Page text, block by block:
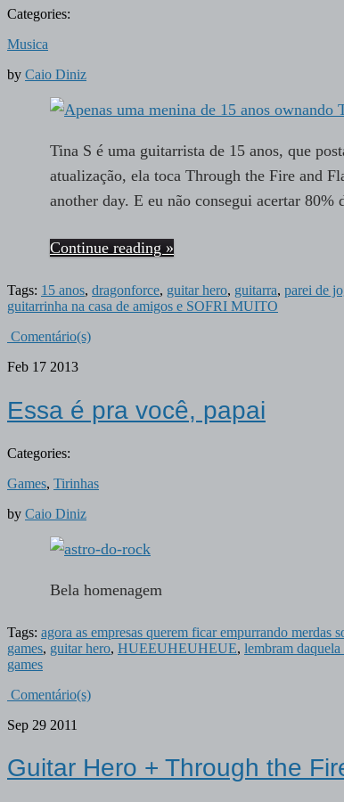
Categories:
Musica
by Caio Diniz
Tina S é uma guitarrista de 15 anos, que
atualização, ela toca Through the Fire and
another day. E eu não consegui acertar
Continue reading »
Tags: 15 anos, dragonforce, guitar hero, guitarra, parei de
guitarrinha na casa de amigos e SOFRI MUITO
Comentário(s)
Feb 17 2013
Essa é pra você, papai
Categories:
Games, Tirinhas
by Caio Diniz
Bela homenagem
Tags: agora as empresas querem ficar empurrando merdas
games, guitar hero, HUEEUHEUHEUE, lembram
games
Comentário(s)
Sep 29 2011
Guitar Hero + Through the